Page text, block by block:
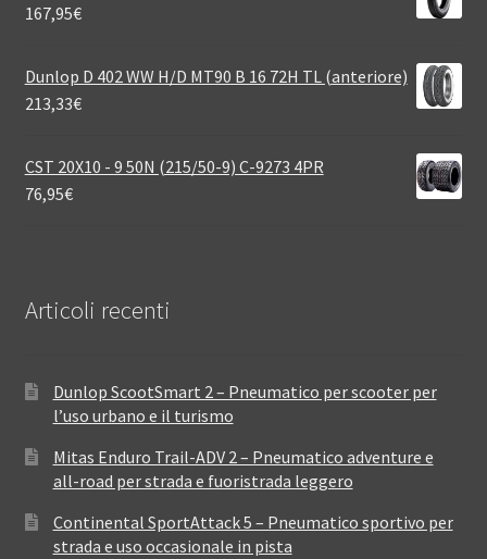
167,95€
Dunlop D 402 WW H/D MT90 B 16 72H TL (anteriore)
213,33€
CST 20X10 - 9 50N (215/50-9) C-9273 4PR
76,95€
Articoli recenti
Dunlop ScootSmart 2 – Pneumatico per scooter per
l’uso urbano e il turismo
Mitas Enduro Trail-ADV 2 – Pneumatico adventure e
all-road per strada e fuoristrada leggero
Continental SportAttack 5 – Pneumatico sportivo per
strada e uso occasionale in pista